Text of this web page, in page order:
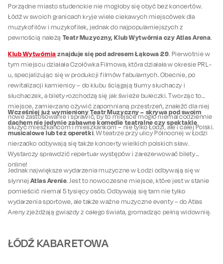
Porządne miasto studenckie nie mogłoby się obyć bez koncertów.
Łódź w swoich granicach kryje wiele ciekawych miejscówek dla
muzykofilów i muzykofilek, jednak do najpopularniejszych z
pewnością należą Teatr Muzyczny, Klub Wytwórnia czy Atlas Arena.
Klub Wytwórniaznajduje się pod adresem Łąkowa 29. Pierwotnie w
tym miejscu działała Czołówka Filmowa, która działała w okresie PRL-
u, specjalizując się w produkcji filmów fabularnych. Obecnie, po
rewitalizacji kamienicy – do klubu ściągają tłumy słuchaczy i
słuchaczek, a bilety rozchodzą się jak świeże bułeczki. Tworząc to
miejsce, zamierzano ożywić zapomnianą przestrzeń, znaleźć dla niej
nowe zastosowanie i sprawić, by to miejsce mogło niemal codziennie
służyć mieszkańcom i mieszkankom – nie tylko Łodzi, ale i całej Polski.
Wcześniej już wymieniony Teatr Muzyczny – skrywa pod swoim
dachem nie jedynie zabawne komedie teatralne czy spektakle
musicalowe lub też operetki. W teatrze przy ulicy Północnej w Łodzi
nierzadko odbywają się także koncerty wielkich polskich sław.
Wystarczy sprawdzić repertuar występów i zarezerwować bilety
online!
Jednak największe wydarzenia muzyczne w Łodzi odbywają się w
słynnejAtlas Arenie. Jest to nowoczesne miejsce, które jest w stanie
pomieścić niemal 5 tysięcy osób. Odbywają się tam nie tylko
wydarzenia sportowe, ale także ważne muzyczne eventy – do Atlas
Areny zjeżdżają gwiazdy z całego świata, gromadząc pełną widownię.
ŁÓDŹ KABARETOWA